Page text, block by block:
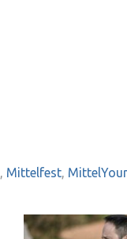
, Mittelfest,